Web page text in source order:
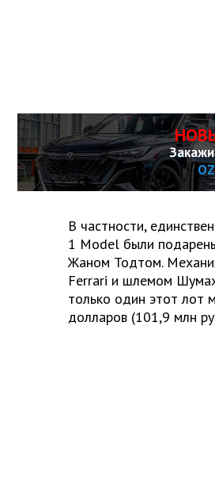
В частности,
1 Model были
Жаном Тодтом.
Ferrari и шлемом
только один этот лот
долларов (101,9 млн